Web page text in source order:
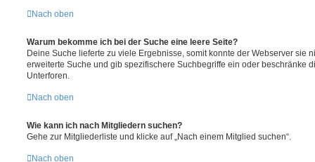
Nach oben
Warum bekomme ich bei der Suche eine leere Seite?
Deine Suche lieferte zu viele Ergebnisse, somit konnte der Webserver sie
erweiterte Suche und gib spezifischere Suchbegriffe ein oder beschränke
Unterforen.
Nach oben
Wie kann ich nach Mitgliedern suchen?
Gehe zur Mitgliederliste und klicke auf „Nach einem Mitglied suchen“.
Nach oben